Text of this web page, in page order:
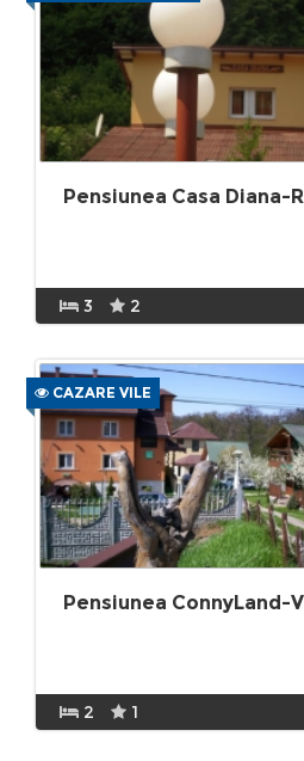
Pensiunea Casa Diana-
3 2
CAZARE VILE
Pensiunea ConnyLand-
2 1